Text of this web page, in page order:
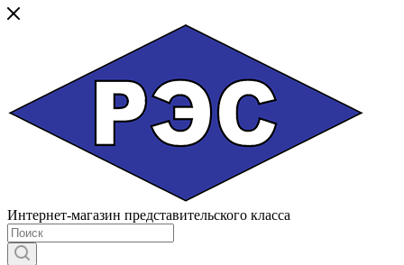
Интернет-магазин представительского класса